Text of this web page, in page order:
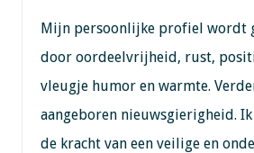
Mijn persoonlijke profiel wordt
door oordeelvrijheid, rust,
vleugje humor en warmte.
aangeboren nieuwsgierigheid.
de kracht van een veilige en